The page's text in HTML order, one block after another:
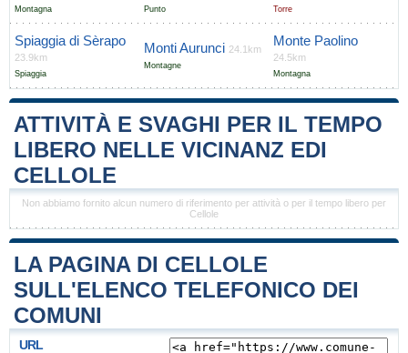
Montagna Punto Torre
Spiaggia di Sèrapo
23.9km
Spiaggia
Monti Aurunci 24.1km
Montagne
Monte Paolino
24.5km
Montagna
ATTIVITÀ E SVAGHI PER IL TEMPO
LIBERO NELLE VICINANZ EDI
CELLOLE
Non abbiamo fornito alcun numero di riferimento per attività o per il tempo libero per
Cellole
LA PAGINA DI CELLOLE
SULL'ELENCO TELEFONICO DEI
COMUNI
URL